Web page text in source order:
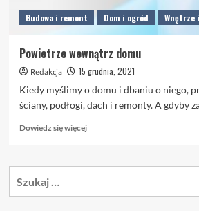
Budowa i remont Dom i ogród Wnętrze
Powietrze wewnątrz domu
Redakcja
15 grudnia, 2021
Kiedy myślimy o domu i dbaniu o niego,
ściany, podłogi, dach i remonty. A gdyby
Dowiedz się więcejDowiedz
o